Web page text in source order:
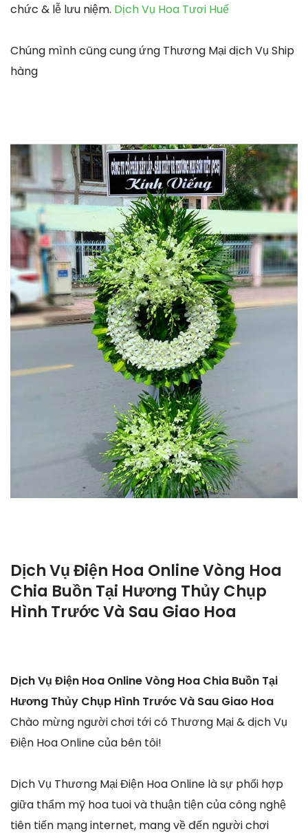
chức & lễ lưu niệm. Dịch Vụ Hoa Tươi Huế
Chúng mình cũng cung ứng Thương Mại dịch Vụ Ship
hàng
Dịch Vụ Điện Hoa Online Vòng Hoa
Chia Buồn Tại Hương Thủy Chụp
Hình Trước Và Sau Giao Hoa
Dịch Vụ Điện Hoa Online Vòng Hoa Chia Buồn Tại
Hương Thủy Chụp Hình Trước Và Sau Giao Hoa
Chào mừng người chơi tới có Thương Mại & dịch Vụ
Điện Hoa Online của bên tôi!
Dịch Vụ Thương Mại Điện Hoa Online là sự phối hợp
giữa thẩm mỹ hoa tuoi và thuận tiện của công nghệ
tiên tiến mạng internet, mang về đến người chơi